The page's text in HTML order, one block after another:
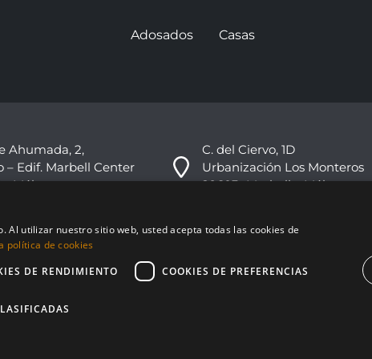
Adosados Casas
Ahumada, 2,
– Edif. Marbell Center
Málaga
C. del Ciervo, 1D
Urbanización Los Monteros
29603 -Marbella, Málaga
utilizar nuestro sitio web, usted acepta todas las cookies de
política de cookies
DE RENDIMIENTO COOKIES DE PREFERENCIAS